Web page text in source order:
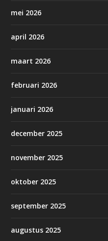
mei 2026
april 2026
maart 2026
februari 2026
januari 2026
december 2025
november 2025
oktober 2025
september 2025
augustus 2025